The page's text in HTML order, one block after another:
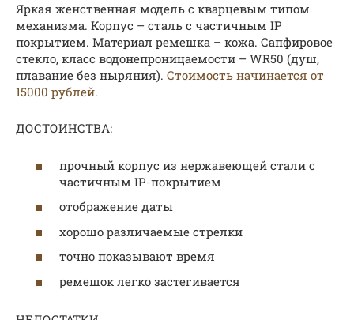
Яркая женственная модель с кварцевым типом
механизма. Корпус – сталь с частичным IP
покрытием. Материал ремешка – кожа. Сапфировое
стекло, класс водонепроницаемости – WR50 (душ,
плавание без ныряния). Стоимость начинается от
15000 рублей.
ДОСТОИНСТВА:
прочный корпус из нержавеющей стали с
частичным IP-покрытием
отображение даты
хорошо различаемые стрелки
точно показывают время
ремешок легко застегивается